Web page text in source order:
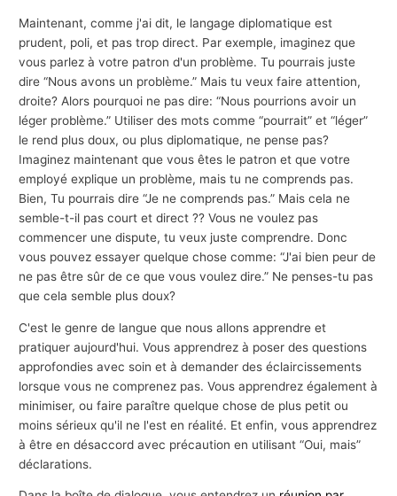
Maintenant, comme j'ai dit, le langage diplomatique est
prudent, poli, et pas trop direct. Par exemple, imaginez que
vous parlez à votre patron d'un problème. Tu pourrais juste
dire “Nous avons un problème.” Mais tu veux faire attention,
droite? Alors pourquoi ne pas dire: “Nous pourrions avoir un
léger problème.” Utiliser des mots comme “pourrait” et “léger”
le rend plus doux, ou plus diplomatique, ne pense pas?
Imaginez maintenant que vous êtes le patron et que votre
employé explique un problème, mais tu ne comprends pas.
Bien, Tu pourrais dire “Je ne comprends pas.” Mais cela ne
semble-t-il pas court et direct ?? Vous ne voulez pas
commencer une dispute, tu veux juste comprendre. Donc
vous pouvez essayer quelque chose comme: “J'ai bien peur de
ne pas être sûr de ce que vous voulez dire.” Ne penses-tu pas
que cela semble plus doux?
C'est le genre de langue que nous allons apprendre et
pratiquer aujourd'hui. Vous apprendrez à poser des questions
approfondies avec soin et à demander des éclaircissements
lorsque vous ne comprenez pas. Vous apprendrez également à
minimiser, ou faire paraître quelque chose de plus petit ou
moins sérieux qu'il ne l'est en réalité. Et enfin, vous apprendrez
à être en désaccord avec précaution en utilisant “Oui, mais”
déclarations.